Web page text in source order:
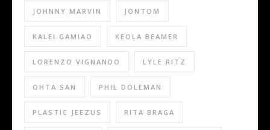
JOHNNY MARVIN JONTOM
KALEI GAMIAO KEOLA BEAMER
LORENZO VIGNANDO LYLE RITZ
OHTA SAN PHIL DOLEMAN
PLASTIC JEEZUS RITA BRAGA